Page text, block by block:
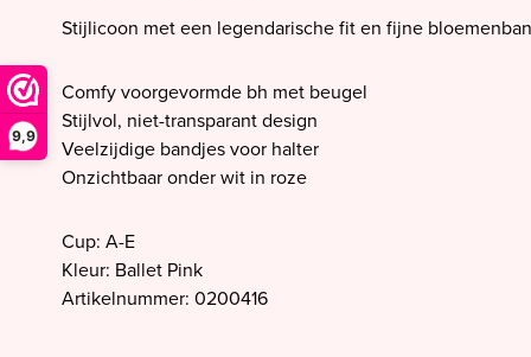
9,9
SALE PrimaDonna Swim
SALE Ten Cate
Stijlicoon met een legendarische fit en fijne
Comfy voorgevormde bh met beugel
Stijlvol, niet-transparant design
Veelzijdige bandjes voor halter
Onzichtbaar onder wit in roze
Cup: A-E
Kleur: Ballet Pink
Artikelnummer: 0200416